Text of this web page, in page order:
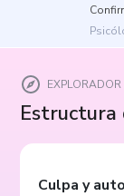
Estructura
Culpa y